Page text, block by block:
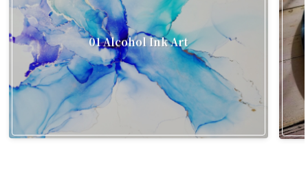
01 Alcohol Ink Art